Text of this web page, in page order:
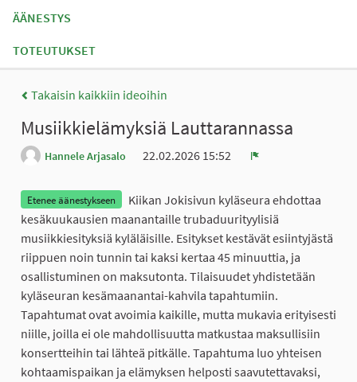
ÄÄNESTYS
TOTEUTUKSET
Takaisin kaikkiin ideoihin
Musiikkielämyksiä Lauttarannassa
Hannele Arjasalo
22.02.2026 15:52
Etenee äänestykseen
Kiikan Jokisivun kyläseura ehdottaa
kesäkuukausien maanantaille trubaduurityylisiä
musiikkiesityksiä kyläläisille. Esitykset kestävät esiintyjästä
riippuen noin tunnin tai kaksi kertaa 45 minuuttia, ja
osallistuminen on maksutonta. Tilaisuudet yhdistetään
kyläseuran kesämaanantai-kahvila tapahtumiin.
Tapahtumat ovat avoimia kaikille, mutta mukavia erityisesti
niille, joilla ei ole mahdollisuutta matkustaa maksullisiin
konsertteihin tai lähteä pitkälle. Tapahtuma luo yhteisen
kohtaamispaikan ja elämyksen helposti saavutettavaksi,